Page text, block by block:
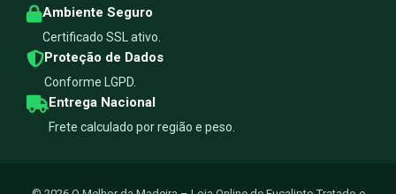
Ambiente Seguro
Certificado SSL ativo.
Proteção de Dados
Conforme LGPD.
Entrega Nacional
Frete calculado por região e peso.